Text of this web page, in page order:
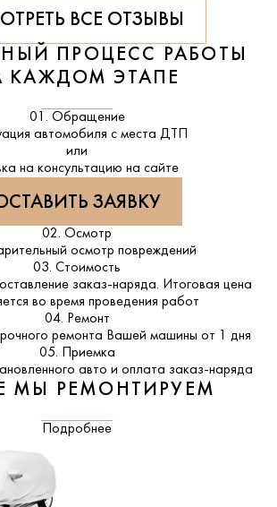
ВСЕ ОТЗЫВЫ
ПРОЦЕСС РАБОТЫ
КАЖДОМ ЭТАПЕ
01. Обращение
автомобиля с места ДТП
или
на консультацию на сайте
ЗАЯВКУ
02. Осмотр
осмотр повреждений
03. Стоимость
заказ-наряда. Итоговая цена
во время проведения работ
04. Ремонт
ремонта Вашей машины от 1 дня
05. Приемка
авто и оплата заказ-наряда
МЫ РЕМОНТИРУЕМ
Подробнее